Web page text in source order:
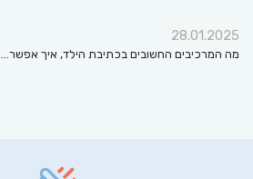
28.01.2025
מה המרכיבים החשובים בכתיבת הילד, איך אפשר…